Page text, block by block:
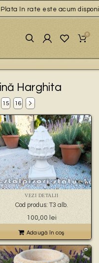
în rate este acum
0
Harghita
15 16
VEZI DETALII
Cod produs: T3 alb.
100,00 lei
Adaugă în coş